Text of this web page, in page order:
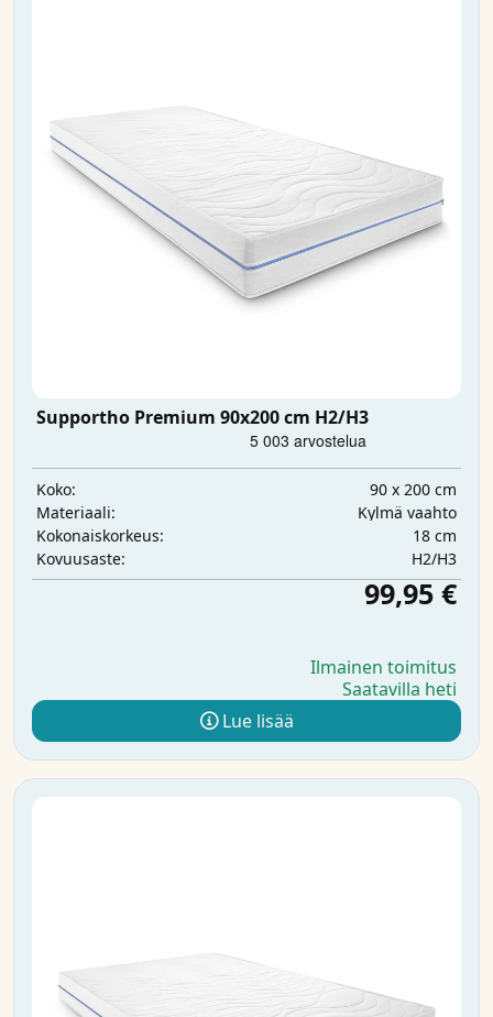
Supportho Premium 90x200 cm H2/H3
Koko:
90 x 200 cm
Materiaali:
Kylmä vaahto
Kokonaiskorkeus:
18 cm
Kovuusaste:
H2/H3
99,95 €
Ilmainen toimitus
Saatavilla heti
Lue lisää